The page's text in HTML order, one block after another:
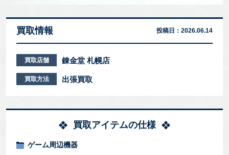
買取情報 投稿日： 2026.06.14
買取店舗 錬金堂 札幌店
買取方法 出張買取
買取アイテムの仕様
ゲーム周辺機器